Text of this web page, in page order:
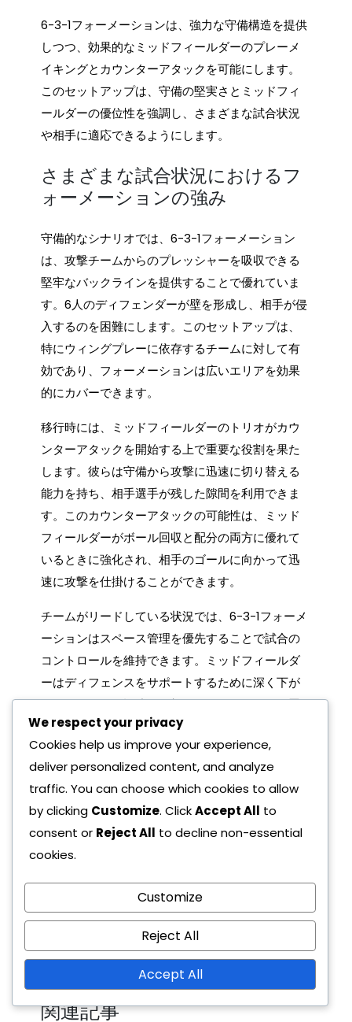
6-3-1フォーメーションは、強力な守備構造を提供
しつつ、効果的なミッドフィールダーのプレーメ
イキングとカウンターアタックを可能にします。
このセットアップは、守備の堅実さとミッドフィ
ールダーの優位性を強調し、さまざまな試合状況
や相手に適応できるようにします。
さまざまな試合状況におけるフ
ォーメーションの強み
守備的なシナリオでは、6-3-1フォーメーション
は、攻撃チームからのプレッシャーを吸収できる
堅牢なバックラインを提供することで優れていま
す。6人のディフェンダーが壁を形成し、相手が侵
入するのを困難にします。このセットアップは、
特にウィングプレーに依存するチームに対して有
効であり、フォーメーションは広いエリアを効果
的にカバーできます。
移行時には、ミッドフィールダーのトリオがカウ
ンターアタックを開始する上で重要な役割を果た
します。彼らは守備から攻撃に迅速に切り替える
能力を持ち、相手選手が残した隙間を利用できま
す。このカウンターアタックの可能性は、ミッド
フィールダーがボール回収と配分の両方に優れて
いるときに強化され、相手のゴールに向かって迅
速に攻撃を仕掛けることができます。
チームがリードしている状況では、6-3-1フォーメ
ーションはスペース管理を優先することで試合の
コントロールを維持できます。ミッドフィールダ
ーはディフェンスをサポートするために深く下が
ることができ、迅速な攻撃を開始するために位置
を保つことができます。この試合状況への適応力
は、リードを保持し、相手の勢いを取り戻す努力
を挫くのに役立ちます。
守備の堅実さ：ハイプレスチームに対する
強力なカバー。
ミッドフィールダーの優位性：中央のコン
トロールによりボール保持が向上。
カウンターアタックの可能性：迅速な移行
が相手を驚かせることができる。
適応力：相手の強みに基づいて戦術を調整
スペース管理：相手の選択肢を制限するた
めの効果的なスペースの使用。
関連記事
We respect your privacy
Cookies help us improve your experience,
deliver personalized content, and analyze
traffic. You can choose which cookies to allow
by clicking Customize. ClickAccept All to
consent or Reject All to decline non-essential
cookies.
Customize
Reject All
Accept All